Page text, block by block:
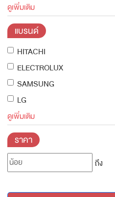
ดูเพิ่มเติม
แบรนด์
HITACHI
ELECTROLUX
SAMSUNG
LG
ดูเพิ่มเติม
ราคา
ถึง